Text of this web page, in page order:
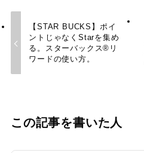
【STAR BUCKS】ポイ
ントじゃなくStarを集め
る。スターバックス®リ
ワードの使い方。
この記事を書いた人